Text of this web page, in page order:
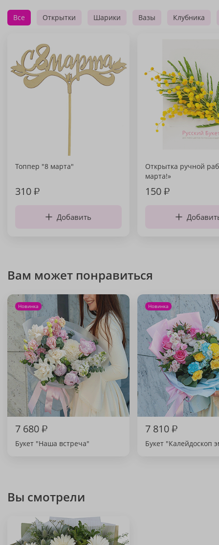
Все Открытки Шарики Вазы Клубника
Топпер "8 марта"
310₽
Добавить
Открытка ручной
марта!»
150₽
Вам может понравиться
Новинка
7 680₽
Букет "Наша встреча"
Новинка
7 810₽
Букет "Калейдоскоп
Вы смотрели